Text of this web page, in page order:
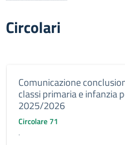
Circolari
Comunicazione
classi primaria e infanzia
2025/2026
Circolare 71
.